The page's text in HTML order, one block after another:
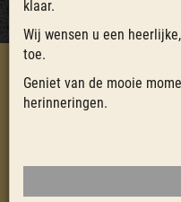
HOME CATERING
Wachtwoord vergeten? Vul
klaar.
Wij wensen u een
toe.
Geniet van de mooie
herinneringen.